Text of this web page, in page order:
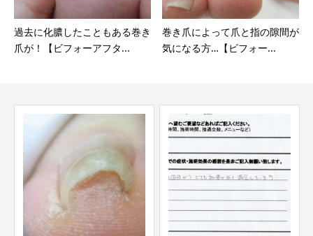
過去に化膿したこともある巻き
爪が！【ビフォーアフタ...
巻き爪によって爪と指の隙間が
気になる方…【ビフォー...